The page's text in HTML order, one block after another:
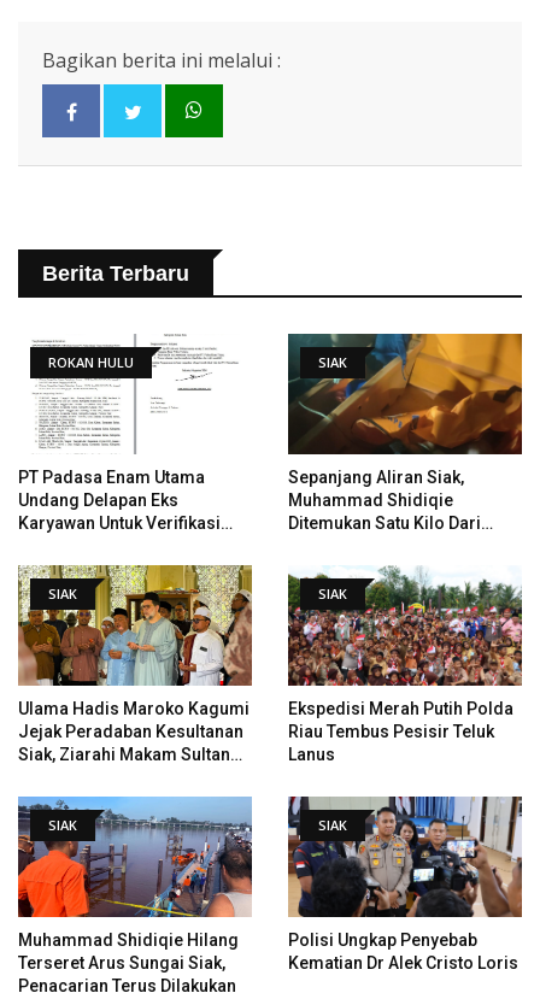
Bagikan berita ini melalui :
Berita Terbaru
ROKAN HULU
PT Padasa Enam Utama
Undang Delapan Eks
Karyawan Untuk Verifikasi
PHI
SIAK
Sepanjang Aliran Siak,
Muhammad Shidiqie
Ditemukan Satu Kilo Dari
SIAK
Ulama Hadis Maroko Kagumi
Jejak Peradaban Kesultanan
Siak, Ziarahi Makam Sultan
SIAK
Ekspedisi Merah Putih Polda
Riau Tembus Pesisir Teluk
Lanus
SIAK
Muhammad Shidiqie Hilang
Terseret Arus Sungai Siak,
Penacarian Terus Dilakukan
SIAK
Polisi Ungkap Penyebab
Kematian Dr Alek Cristo Loris